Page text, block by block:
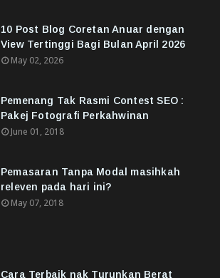
10 Post Blog Coretan Anuar dengan
View Tertinggi Bagi Bulan April 2026
May 02, 2026
Pemenang Tak Rasmi Contest SEO :
Pakej Fotografi Perkahwinan
June 01, 2018
Pemasaran Tanpa Modal masihkah
releven pada hari ini?
May 07, 2018
Cara Terbaik nak Turunkan Berat